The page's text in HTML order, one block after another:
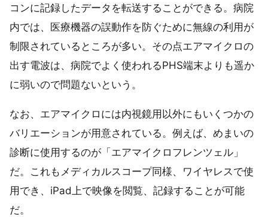
コンに記録したデータを転送することができる。病院
内では、医療機器の誤動作を防ぐために無線の利用が
制限されているところが多い。その点エアマイクロの
出す電波は、病院でよく使われるPHS端末よりも遥か
に弱いので問題ないという。
なお、エアマイクロには内視鏡用以外にもいくつかの
バリエーションが用意されている。例えば、めまいの
診断に使用するのが「エアマイクロフレンツェル」
だ。これもメディカルスコープ同様、ワイヤレスで使
用でき、iPad上で映像を閲覧、記録することが可能
だ。